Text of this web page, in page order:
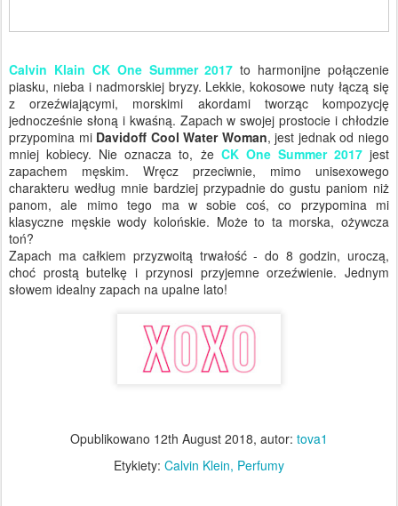
Calvin Klain CK One Summer 2017 to harmonijne połączenie
piasku, nieba i nadmorskiej bryzy. Lekkie, kokosowe nuty łączą się
z orzeźwiającymi, morskimi akordami tworząc kompozycję
jednocześnie słoną i kwaśną. Zapach w swojej prostocie i chłodzie
przypomina mi Davidoff Cool Water Woman, jest jednak od niego
mniej kobiecy. Nie oznacza to, że CK One Summer 2017jest
zapachem męskim. Wręcz przeciwnie, mimo unisexowego
charakteru według mnie bardziej przypadnie do gustu paniom niż
panom, ale mimo tego ma w sobie coś, co przypomina mi
klasyczne męskie wody kolońskie. Może to ta morska, ożywcza
toń?
Zapach ma całkiem przyzwoitą trwałość - do 8 godzin, uroczą,
choć prostą butelkę i przynosi przyjemne orzeźwienie. Jednym
słowem idealny zapach na upalne lato!
Opublikowano 12th August 2018, autor: tova1
Etykiety: Calvin Klein Perfumy